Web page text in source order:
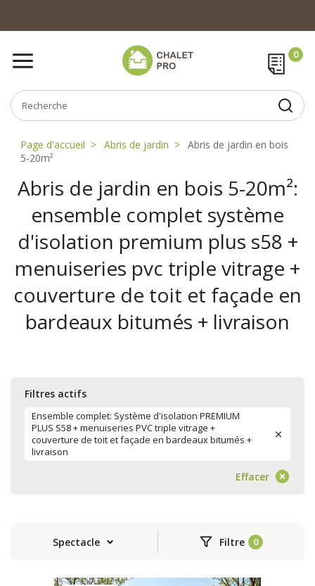
Page d'accueil Abris de jardin
Abris de jardin en bois
5-20m²
Abris de jardin en bois 5-20m²:
ensemble complet système
d'isolation premium plus s58 +
menuiseries pvc triple vitrage +
couverture de toit et façade en
bardeaux bitumés + livraison
Filtres actifs
Ensemble complet: Système d'isolation PREMIUM
PLUS S58 + menuiseries PVC triple vitrage +
couverture de toit et façade en bardeaux bitumés +
livraison
Effacer
Spectacle Filtre